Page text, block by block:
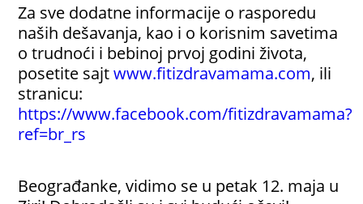
Za sve dodatne informacije o rasporedu
naših dešavanja, kao i o korisnim savetima
o trudnoći i bebinoj prvoj godini života,
posetite sajtwww.fitizdravamama.com, ili
stranicu:
https://www.facebook.com/fitizdravamama?
ref=br_rs
Beograđanke, vidimo se u petak 12. maja u